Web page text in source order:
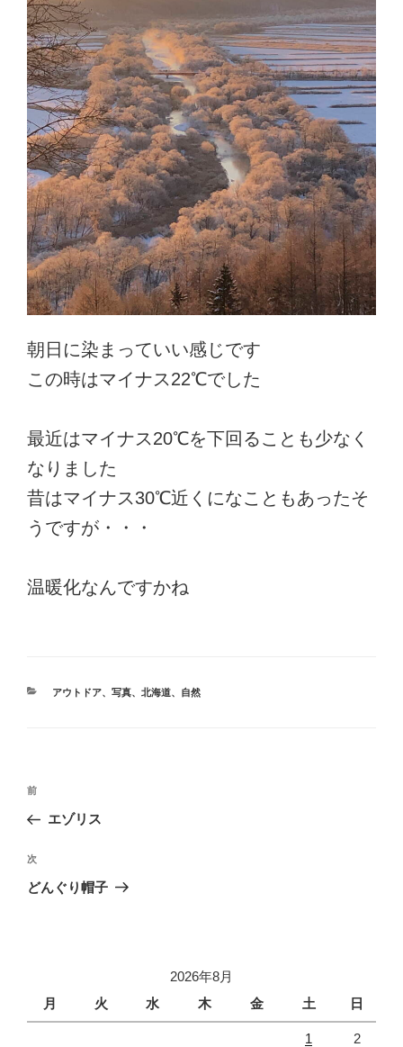
朝日に染まっていい感じです
この時はマイナス22℃でした
最近はマイナス20℃を下回ることも少なく
なりました
昔はマイナス30℃近くになこともあったそ
うですが・・・
温暖化なんですかね
カ
アウトドア、 写真、 北海道、 自然
投
ナ
ビ
ゲ
前
の
稿
前
エゾリス
次
の
次
どんぐり帽子
2026年8月
月
火 水 木 金 土 日
1 2